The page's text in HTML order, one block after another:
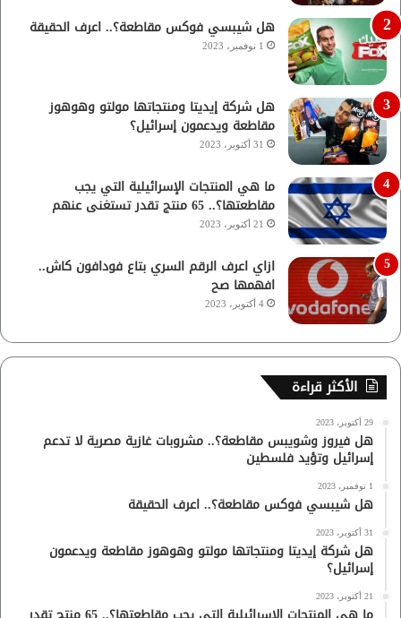
هل شيبسي فوكس مقاطعة؟.. اعرف الحقيقة
1 نوفمبر، 2023
هل شركة إيديتا ومنتجاتها مولتو وهوهوز
مقاطعة ويدعمون إسرائيل؟
31 أكتوبر، 2023
ما هي المنتجات الإسرائيلية التي يجب
مقاطعتها؟.. 65 منتج تقدر تستغنى عنهم
21 أكتوبر، 2023
ازاي اعرف الرقم السري بتاع فودافون كاش..
افهمها صح
4 أكتوبر، 2023
الأكثر قراءة
29 أكتوبر، 2023
هل فيروز وشويبس مقاطعة؟.. مشروبات غازية مصرية لا تدعم
إسرائيل وتؤيد فلسطين
1 نوفمبر، 2023
هل شيبسي فوكس مقاطعة؟.. اعرف الحقيقة
31 أكتوبر، 2023
هل شركة إيديتا ومنتجاتها مولتو وهوهوز مقاطعة ويدعمون
إسرائيل؟
21 أكتوبر، 2023